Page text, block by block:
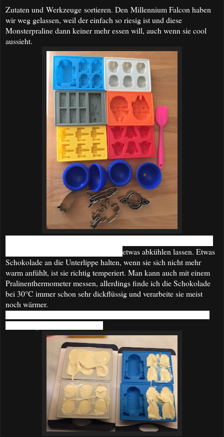
Zutaten und Werkzeuge sortieren. Den Millennium Falcon haben
wir weg gelassen, weil der einfach so riesig ist und diese
Monsterpraline dann keiner mehr essen will, auch wenn sie cool
aussieht.
etwas abkühlen lassen. Etwas
Schokolade an die Unterlippe halten, wenn sie sich nicht mehr
warm anfühlt, ist sie richtig temperiert. Man kann auch mit einem
Pralinenthermometer messen, allerdings finde ich die Schokolade
bei 30°C immer schon sehr dickflüssig und verarbeite sie meist
noch wärmer.
Die Schokolade in die Pralinenförmchen füllen und ca. 5 min bei
Raumtemperatur stehen lassen.